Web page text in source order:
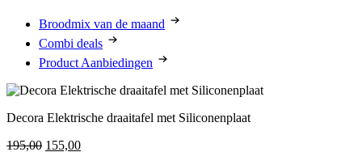
Broodmix van de maand
Combi deals
Product Aanbiedingen
Decora Elektrische draaitafel met Siliconenplaat
195,00 Oorspronkelijke
155,00Huidige